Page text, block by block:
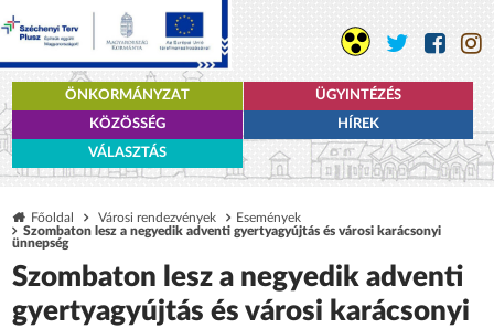
ÖNKORMÁNYZAT
ÜGYINTÉZÉS
KÖZÖSSÉG
HÍREK
VÁLASZTÁS
Főoldal Városi rendezvények
Események
Szombaton lesz a negyedik adventi gyertyagyújtás és városi karácsonyi
ünnepség
Szombaton lesz a negyedik adventi
gyertyagyújtás és városi karácsonyi